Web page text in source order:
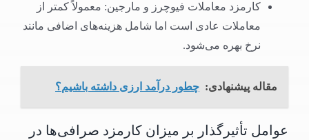
کارمزد معاملات فیوچرز و مارجین: معمولاً کمتر از
معاملات عادی است اما شامل هزینه‌های اضافی مانند
نرخ بهره می‌شود.
مقاله پیشنهادی: چطور درآمد ارزی داشته باشیم؟
عوامل تأثیرگذار بر میزان کارمزد صرافی‌ها در